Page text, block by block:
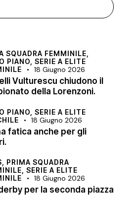
SQUADRA FEMMINILE,
PIANO, SERIE A ELITE
18 Giugno 2026
Vulturescu chiudono il
della Lorenzoni.
PIANO, SERIE A ELITE
18 Giugno 2026
fatica anche per gli
PRIMA SQUADRA
SERIE A ELITE
18 Giugno 2026
per la seconda piazza